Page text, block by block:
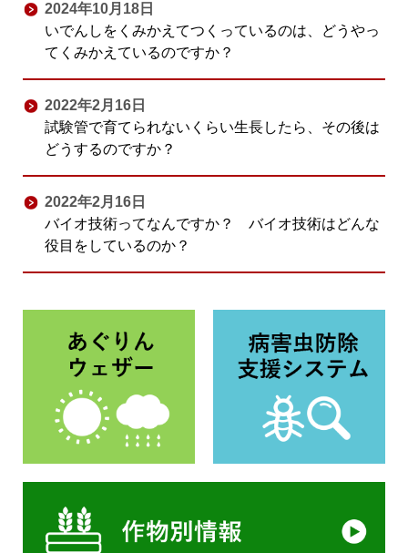
2024年10月18日
いでんしをくみかえてつくっているのは、どうやっ
てくみかえているのですか？
2022年2月16日
試験管で育てられないくらい生長したら、その後は
どうするのですか？
2022年2月16日
バイオ技術ってなんですか？ バイオ技術はどんな
役目をしているのか？